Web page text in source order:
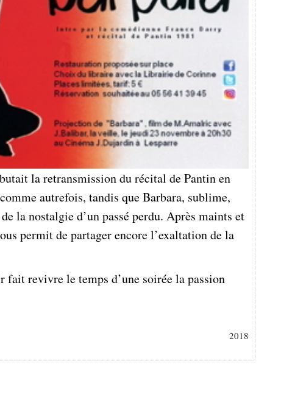
la retransmission du récital de Pantin en
autrefois, tandis que Barbara, sublime,
la nostalgie d’un passé perdu. Après maints et
permit de partager encore l’exaltation de la
fait revivre le temps d’une soirée la passion
2018